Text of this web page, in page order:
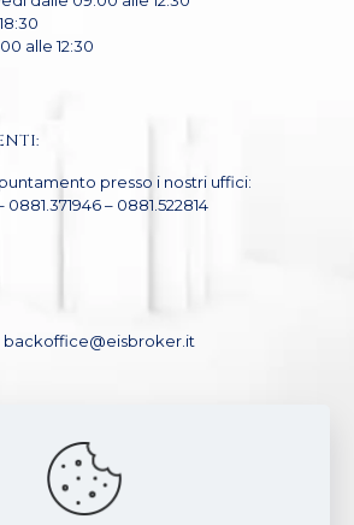
alle 12:30
presso i nostri uffici:
0881.371946 – 0881.522814
backoffice@eisbroker.it
– Sistema di risoluzione delle